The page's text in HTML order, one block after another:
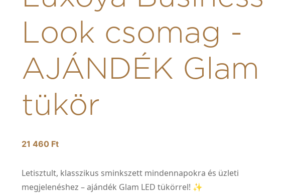
Look csomag -
AJÁNDÉK Glam
tükör
21 460 Ft
Letisztult, klasszikus sminkszett mindennapokra és üzleti
megjelenéshez – ajándék Glam LED tükörrel! ✨